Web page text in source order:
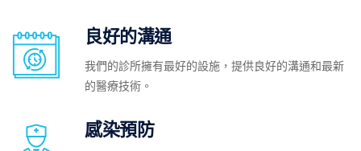
良好的溝通
我們的診所擁有最好的設施，提供良好的溝通和最新
的醫療技術。
感染預防